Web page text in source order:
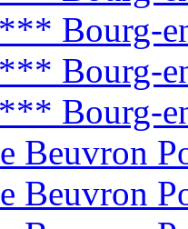
Bourg-
Bourg-
Bourg-
Beuvron
Beuvron